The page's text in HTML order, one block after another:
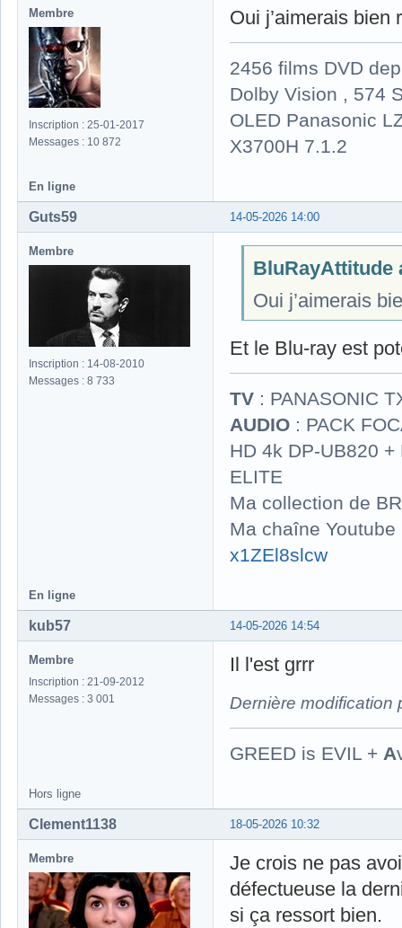
Membre
Inscription : 25-01-2017
Messages : 10 872
Oui j’aimerais bien
2456 films DVD
Dolby Vision , 574
OLED Panasonic
X3700H 7.1.2
En ligne
14-05-2026 14:00
Guts59
Membre
Inscription : 14-08-2010
Messages : 8 733
BluRayAttitude
Oui j’aimerais
Et le Blu-ray est
TV : PANASONIC
AUDIO : PACK
HD 4k DP-UB820
ELITE
Ma collection de
Ma chaîne
x1ZEl8slcw
En ligne
14-05-2026 14:54
kub57
Membre
Inscription : 21-09-2012
Messages : 3 001
Il l'est grrr
Dernière modification
GREED is EVIL + A
Hors ligne
18-05-2026 10:32
Clement1138
Membre
Je crois ne pas
défectueuse la
si ça ressort bien.